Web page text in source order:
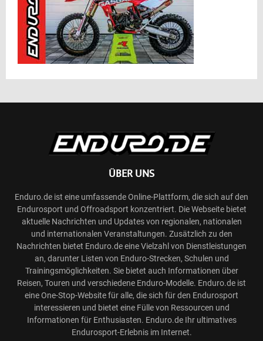
ÜBER UNS
Enduro.de ist eine umfassende Online-Plattform, die sich auf den
Endurosport und Offroadsport konzentriert. Die Webseite bietet
aktuelle Nachrichten und Updates von regionalen, nationalen
und internationalen Veranstaltungen. Zusätzlich zu den
Nachrichten bietet Enduro.de eine Vielzahl von Dienstleistungen
an, darunter Listen von Enduro-Strecken, Schulen und
Trainingsmöglichkeiten. Sie bietet auch Informationen über
Reisen, Touren und verschiedene Enduro-Modelle. Enduro.de ist
eine One-Stop-Website für alle, die sich für den Endurosport
interessieren und bietet eine Fülle von Ressourcen und
Informationen für Enthusiasten. Enduro.de Ihr ultimatives
Endurosport-Erlebnis im Internet.